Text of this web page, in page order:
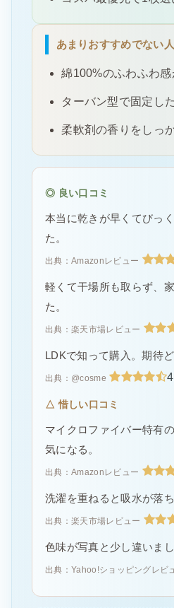
あまりおすすめでない人
綿100%のふわふわ感
ターバン型で固定し
柔軟剤の香りをしっ
◎ 良い口コミ
本当に乾きが早くてびっ
た。
出典：Amazonレビュー
軽くて干場所も取らず、
た。
出典：楽天市場レビュー
LDKで知って購入。期待
出典：@cosme
△ 惜しい口コミ
マイクロファイバー特有
気になる。
出典：Amazonレビュー
洗濯を重ねると吸水が落
出典：楽天市場レビュー
色味が写真と少し違いまし
出典：Yahoo!ショッピングレビ